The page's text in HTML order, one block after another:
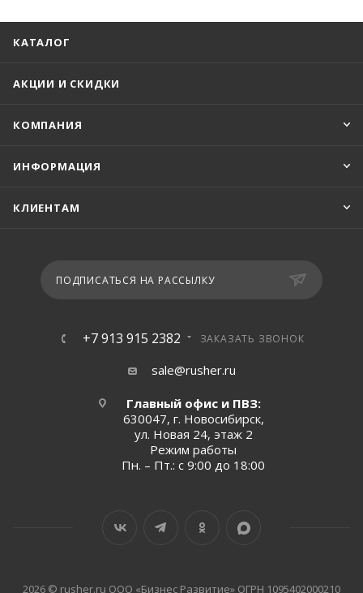
КАТАЛОГ
АКЦИИ И СКИДКИ
КОМПАНИЯ
ИНФОРМАЦИЯ
КЛИЕНТАМ
ПОДПИСАТЬСЯ НА РАССЫЛКУ
+7 913 915 2382 ЗАКАЗАТЬ ЗВОНОК
sale@rusher.ru
Главный офис и ПВЗ:
630047, г. Новосибирск,
ул. Новая 24, этаж 2
Режим работы
Пн. – Пт.: с 9:00 до 18:00
2026 © rusher.ru ООО «Бизнес Развитие» ОГРН 1095402000210